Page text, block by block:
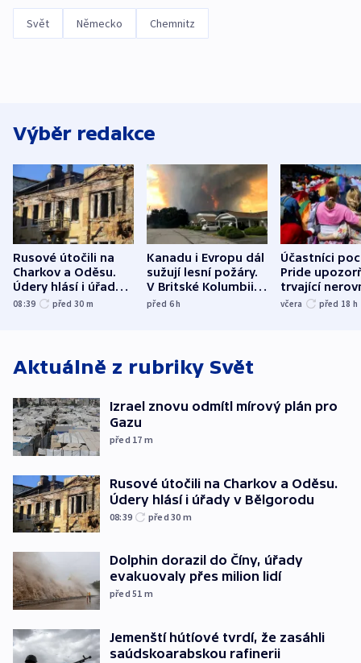
Svět Německo Chemnitz
Výběr redakce
Rusové útočili na
Charkov a Oděsu.
Údery hlásí i úřady v
Bělgorodu
08:39 před 30 m
Kanadu i Evropu dál
sužují lesní požáry.
V Britské Kolumbii
evakuovali tisíce lidí
před 6h
Účastníci
Pride
trvající
včera před 18 h
Aktuálně z rubriky Svět
Izrael znovu odmítl mírový plán pro
Gazu
před 17 m
Rusové útočili na Charkov a Oděsu.
Údery hlásí i úřady v Bělgorodu
08:39 před 30 m
Dolphin dorazil do Číny, úřady
evakuovaly přes milion lidí
před 51 m
Jemenští hútíové tvrdí, že zasáhli
saúdskoarabskou rafinerii